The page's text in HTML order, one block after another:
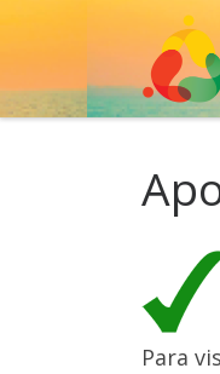
Skip to content
Para